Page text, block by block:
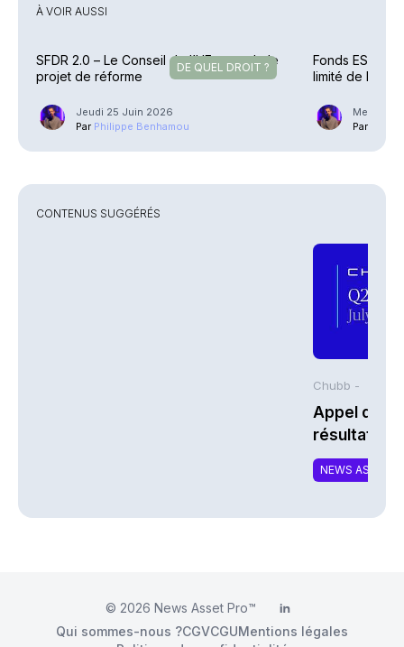
À VOIR AUSSI
DE QUEL DROIT ?
SFDR 2.0 – Le Conseil de l’UE amende le
projet de réforme
Jeudi 25 Juin 2026
Par Philippe Benhamou
Fonds ESG –
limité de la
Mercredi
Par
CONTENUS SUGGÉRÉS
Chubb -
Appel de
résultats
2026 de
NEWS
© 2026 News Asset Pro™ LinkedIn
Qui sommes-nous ?CGVCGUMentions légales